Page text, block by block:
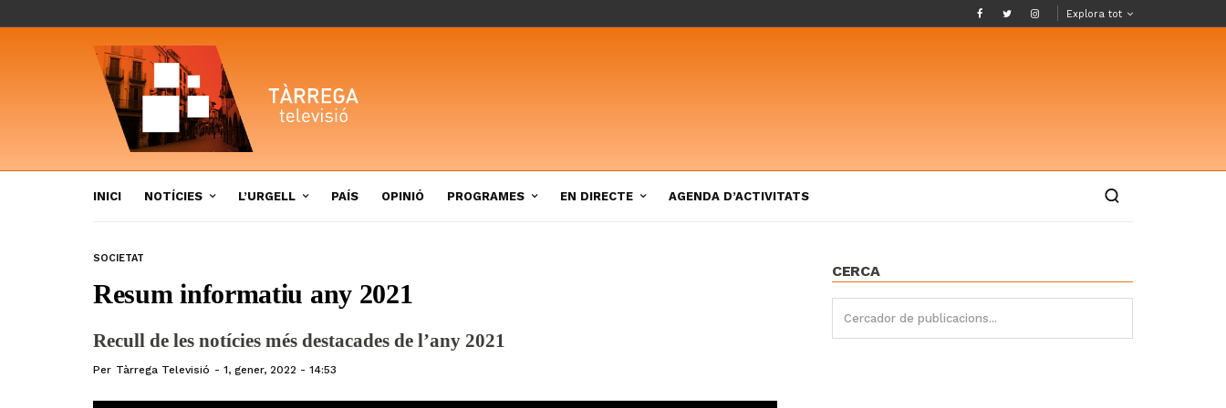
Explora tot
INICI NOTÍCIES L’URGELL PAÍS OPINIÓ PROGRAMES EN DIRECTE AGENDA D’ACTIVITATS
SOCIETAT
Resum informatiu any 2021
Recull de les notícies més destacades de l’any 2021
Per Tàrrega Televisió 1, gener, 2022 - 14:53
CERCA